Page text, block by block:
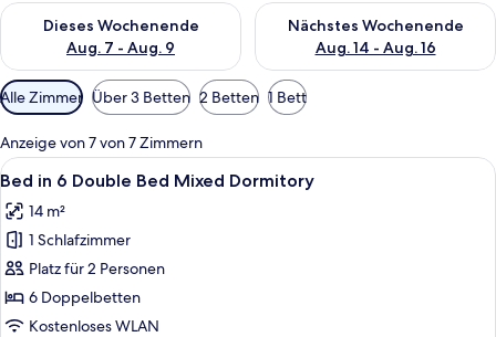
Dieses Wochenende
Aug. 7 - Aug. 9
Überprüfe die Verfügbarkeit für dieses Wochenende, Aug. 7
Nächstes Wochenende
Aug. 14 - Aug. 16
Überprüfe die Verfügbarkeit
Verfügbare
Filter
für
Zimmer
Alle Zimmer Über 3 Betten 2 Betten 1 Bett
Anzeige von 7 von 7 Zimmern
Alle
Fotos
für
Bed
in
6
Double
Ein Schlafsaalzimmer mit
8
Bed in 6 Double Bed Mixed Dormitory
14 m²
1 Schlafzimmer
Platz für 2 Personen
6 Doppelbetten
Kostenloses WLAN